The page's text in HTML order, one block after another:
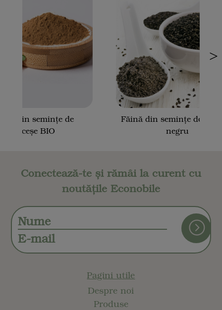
din semințe de
măceșe BIO
Făină din semințe de
negru
>
Conectează-te și rămâi la curent cu
noutățile Econobile
Pagini utile
Despre noi
Produse